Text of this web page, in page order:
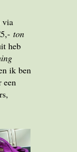
via
ton
heb
ik ben
een